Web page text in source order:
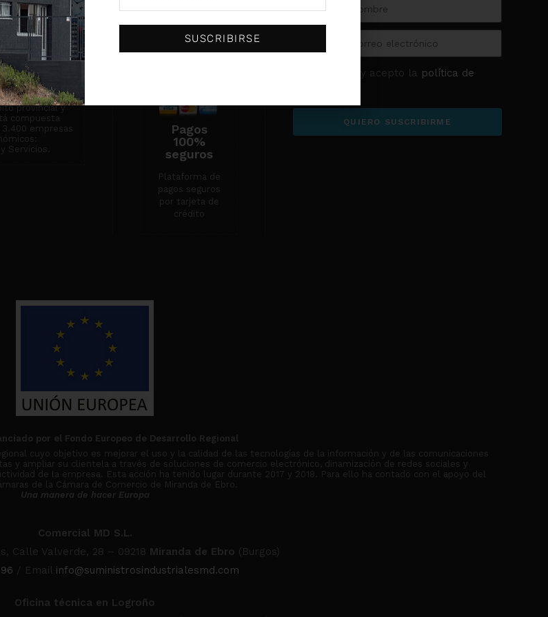
SKF(0)
dedicada
actualmente
de Burgos
provincial y
compuesta
empresas
Servicios.
Pagos
100%
seguros
Plataforma de
pagos seguros
por tarjeta de
crédito
He leído y acepto la política de
QUIERO SUSCRIBIRME
por el Fondo Europeo de Desarrollo Regional
cuyo objetivo es mejorar el uso y la calidad de las tecnologías de la información y de las comunicaciones
y ampliar su clientela a través de soluciones de comercio electrónico, dinamización de redes sociales y
de la empresa. Esta acción ha tenido lugar durante 2017 y 2018. Para ello ha contado con el apoyo del
de la Cámara de Comercio de Miranda de Ebro.
Una manera de hacer Europa
Comercial MD S.L.
Calle Valverde, 28 – 09218 Miranda de Ebro (Burgos)
/ Email info@suministrosindustrialesmd.com
Oficina técnica en Logroño
SUSCRIBIRSE